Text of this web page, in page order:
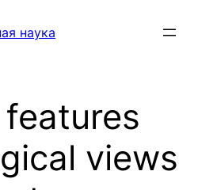
наука
views